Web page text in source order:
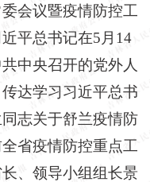
会议暨疫情防控工
平总书记在5月14
中央召开的党外人
达学习习近平总书
志关于舒兰疫情防
省疫情防控重点工
、领导小组组长景